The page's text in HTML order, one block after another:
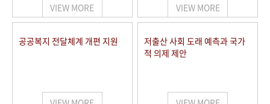
VIEW MORE VIEW MORE
공공복지 전달체계 개편 지원
저출산 사회 도래 예측과 국가
적 의제 제안